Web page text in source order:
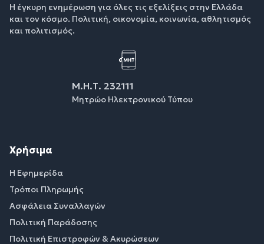
Η έγκυρη ενημέρωση για όλες τις εξελίξεις στην Ελλάδα
και τον κόσμο. Πολιτική, οικονομία, κοινωνία, αθλητισμός
και πολιτισμός.
Μ.Η.Τ. 232111
Μητρώο Ηλεκτρονικού Τύπου
Χρήσιμα
Η Εφημερίδα
Τρόποι Πληρωμής
Ασφάλεια Συναλλαγών
Πολιτική Παράδοσης
Πολιτική Επιστροφών & Ακυρώσεων